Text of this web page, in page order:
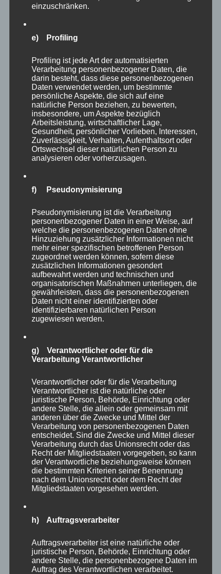
Viele Wasservögel bekommt man in einer
begehbaren Voliere geboten, die mit einer
netten Bank geradezu dazu einlädt, dort Platz
zu nehmen und eine Weile in mitten der
vielfältigen Vögel zu verweilen. Bei meinem
Besuch saßen leider schon zwei Damen auf der
Bank… :).
Eine weitere große Voliere, die leider nicht
begehbar war, präsentierte Löffler, Kraniche,
Storche und weitere Vögel.
einzuschränken.
e) Profiling
Profiling ist jede Art der automatisierten
Verarbeitung personenbezogener Daten, die
darin besteht, dass diese personenbezogenen
Daten verwendet werden, um bestimmte
persönliche Aspekte, die sich auf eine
natürliche Person beziehen, zu bewerten,
insbesondere, um Aspekte bezüglich
Arbeitsleistung, wirtschaftlicher Lage,
Gesundheit, persönlicher Vorlieben, Interessen,
Zuverlässigkeit, Verhalten, Aufenthaltsort oder
Ortswechsel dieser natürlichen Person zu
analysieren oder vorherzusagen.
f) Pseudonymisierung
Pseudonymisierung ist die Verarbeitung
personenbezogener Daten in einer Weise, auf
welche die personenbezogenen Daten ohne
Hinzuziehung zusätzlicher Informationen nicht
mehr einer spezifischen betroffenen Person
zugeordnet werden können, sofern diese
zusätzlichen Informationen gesondert
aufbewahrt werden und technischen und
organisatorischen Maßnahmen unterliegen, die
gewährleisten, dass die personenbezogenen
Daten nicht einer identifizierten oder
identifizierbaren natürlichen Person
zugewiesen werden.
g) Verantwortlicher oder für die
Verarbeitung Verantwortlicher
Verantwortlicher oder für die Verarbeitung
Verantwortlicher ist die natürliche oder
juristische Person, Behörde, Einrichtung oder
andere Stelle, die allein oder gemeinsam mit
anderen über die Zwecke und Mittel der
Verarbeitung von personenbezogenen Daten
entscheidet. Sind die Zwecke und Mittel dieser
Verarbeitung durch das Unionsrecht oder das
Recht der Mitgliedstaaten vorgegeben, so kann
der Verantwortliche beziehungsweise können
die bestimmten Kriterien seiner Benennung
nach dem Unionsrecht oder dem Recht der
Mitgliedstaaten vorgesehen werden.
h) Auftragsverarbeiter
Auftragsverarbeiter ist eine natürliche oder
juristische Person, Behörde, Einrichtung oder
andere Stelle, die personenbezogene Daten im
Auftrag des Verantwortlichen verarbeitet.